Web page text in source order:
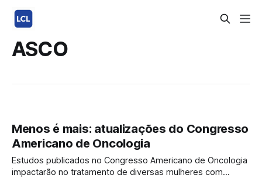
ASCO
Menos é mais: atualizações do Congresso
Americano de Oncologia
Estudos publicados no Congresso Americano de Oncologia
impactarão no tratamento de diversas mulheres com